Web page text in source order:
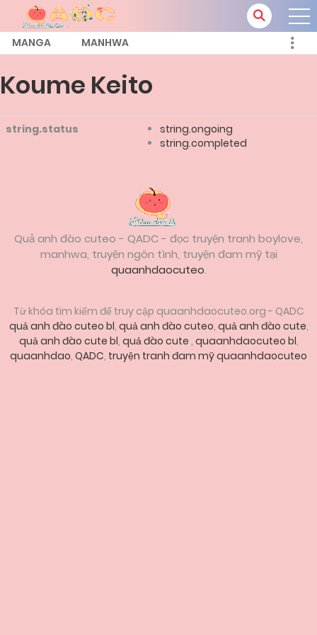
MANGA MANHWA
Koume Keito
string.status
string.ongoing
string.completed
Quả anh đào cuteo - QADC - đọc truyện tranh boylove,
manhwa, truyện ngôn tình, truyện đam mỹ tại
quaanhdaocuteo.
Từ khóa tìm kiếm để truy cập quaanhdaocuteo.org - QADC
quả anh đào cuteo bl, quả anh đào cuteo, quả anh đào cute,
quả anh đào cute bl, quả đào cute , quaanhdaocuteo bl,
quaanhdao, QADC, truyện tranh đam mỹ quaanhdaocuteo